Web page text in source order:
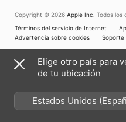
Copyright © 2026 Apple Inc. Todos los
Términos del servicio de Internet
Advertencia sobre cookies
Soporte
Elige otro país para
de tu ubicación
Estados Unidos
México)